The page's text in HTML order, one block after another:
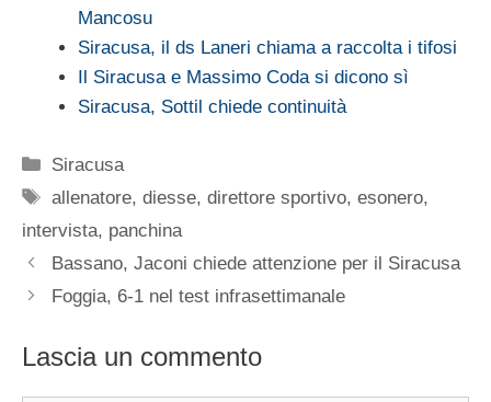
Mancosu
Siracusa, il ds Laneri chiama a raccolta i tifosi
Il Siracusa e Massimo Coda si dicono sì
Siracusa, Sottil chiede continuità
Categorie
Siracusa
Tag
allenatore,diesse,direttore sportivo,esonero,
intervista, panchina
Bassano, Jaconi chiede attenzione per il Siracusa
Foggia, 6-1 nel test infrasettimanale
Lascia un commento